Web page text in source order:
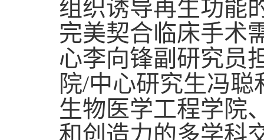
组织诱导再生功能
完美契合临床手术
心李向锋副研究员
院/中心研究生冯
生物医学工程学院
和创造力的多学科